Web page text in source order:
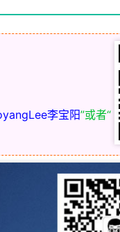
李宝阳”或者“